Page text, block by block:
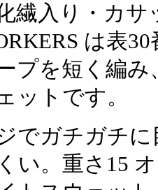
繊入り・カ
は表
プを短く編
ットです。
でガチガチ
い。重さ15